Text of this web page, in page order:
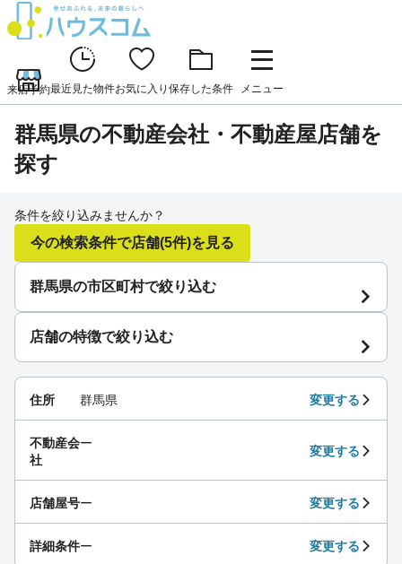
来店予約最近見た物件お気に入り 保存した条件 メニュー
群馬県の不動産会社・不動産屋店舗を
探す
条件を絞り込みませんか？
今の検索条件で店舗(5件)を見る
群馬県の市区町村で絞り込む
店舗の特徴で絞り込む
住所 群馬県 変更する
不動産会
社
ー
変更する
店舗屋号ー 変更する
詳細条件ー 変更する